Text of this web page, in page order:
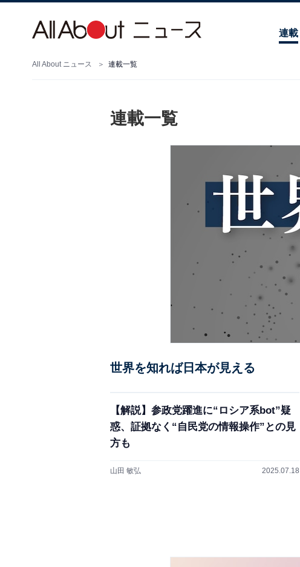
連載
All About ニュース 連載一覧
連載一覧
世界を知れば日本が見える
【解説】参政党躍進に“ロシア系bot”疑
惑、証拠なく“自民党の情報操作”との見
方も
山田 敏弘 2025.07.18